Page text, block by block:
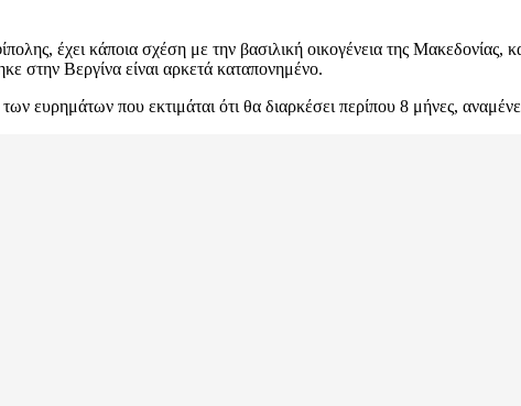
έχει κάποια σχέση με την βασιλική οικογένεια της
στην Βεργίνα είναι αρκετά καταπονημένο.
ευρημάτων που εκτιμάται ότι θα διαρκέσει περίπου 8 μήνες,